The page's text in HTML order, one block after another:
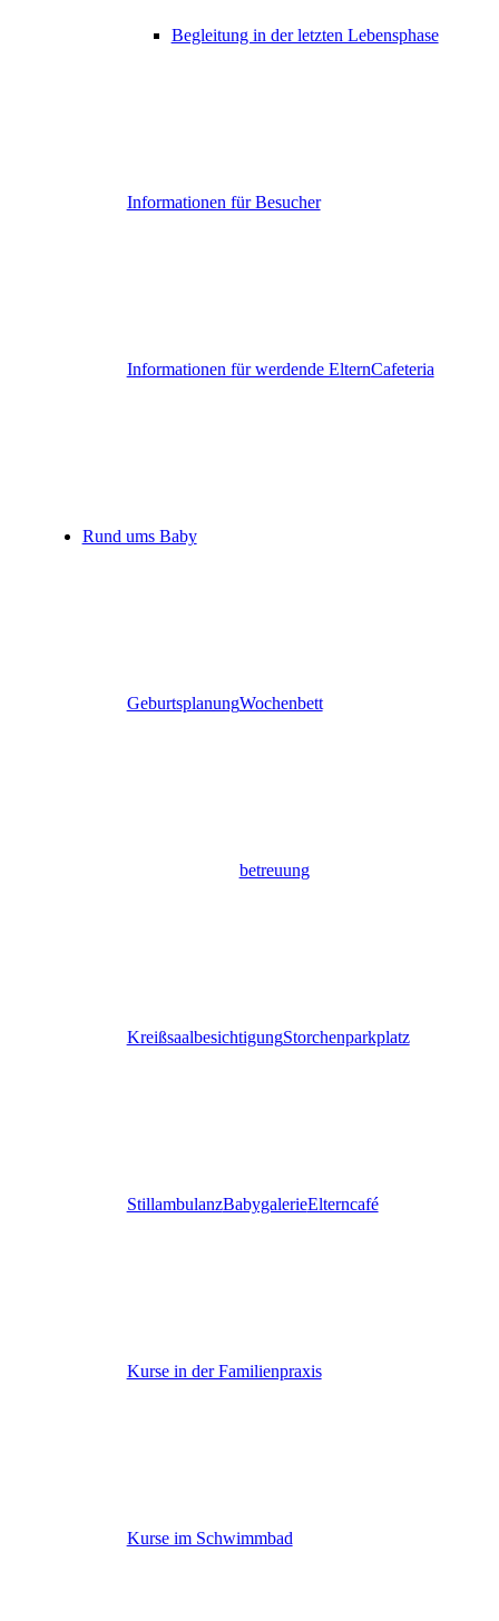
Begleitung in der letzten Lebensphase
Informationen für Besucher
Informationen für werdende ElternCafeteria
Rund ums Baby
GeburtsplanungWochenbett
betreuung
KreißsaalbesichtigungStorchenparkplatz
StillambulanzBabygalerieElterncafé
Kurse in der Familienpraxis
Kurse im Schwimmbad